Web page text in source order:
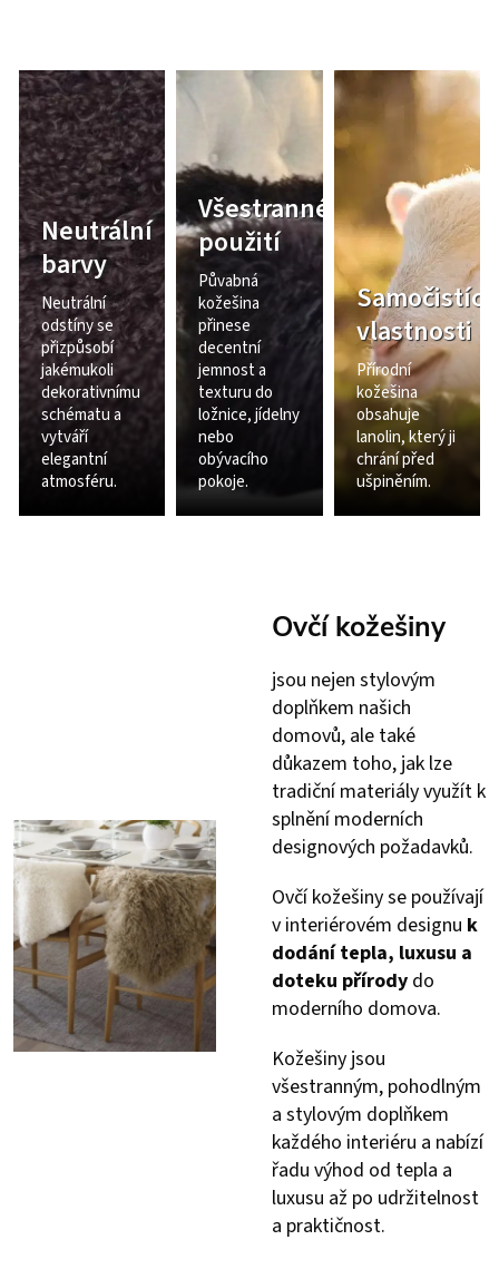
Neutrální
barvy
Neutrální
odstíny se
přizpůsobí
jakémukoli
dekorativnímu
schématu a
vytváří
elegantní
atmosféru.
Všestranné
použití
Půvabná
kožešina
přinese
decentní
jemnost a
texturu do
ložnice, jídelny
nebo
obývacího
pokoje.
Samočistící
vlastnosti
Přírodní
kožešina
obsahuje
lanolin, který ji
chrání před
ušpiněním.
Ovčí kožešiny
jsou nejen stylovým
doplňkem našich
domovů, ale také
důkazem toho, jak lze
tradiční materiály využít k
splnění moderních
designových požadavků.
Ovčí kožešiny se používají
v interiérovém designu k
dodání tepla, luxusu a
doteku přírody do
moderního domova.
Kožešiny jsou
všestranným, pohodlným
a stylovým doplňkem
každého interiéru a nabízí
řadu výhod od tepla a
luxusu až po udržitelnost
a praktičnost.